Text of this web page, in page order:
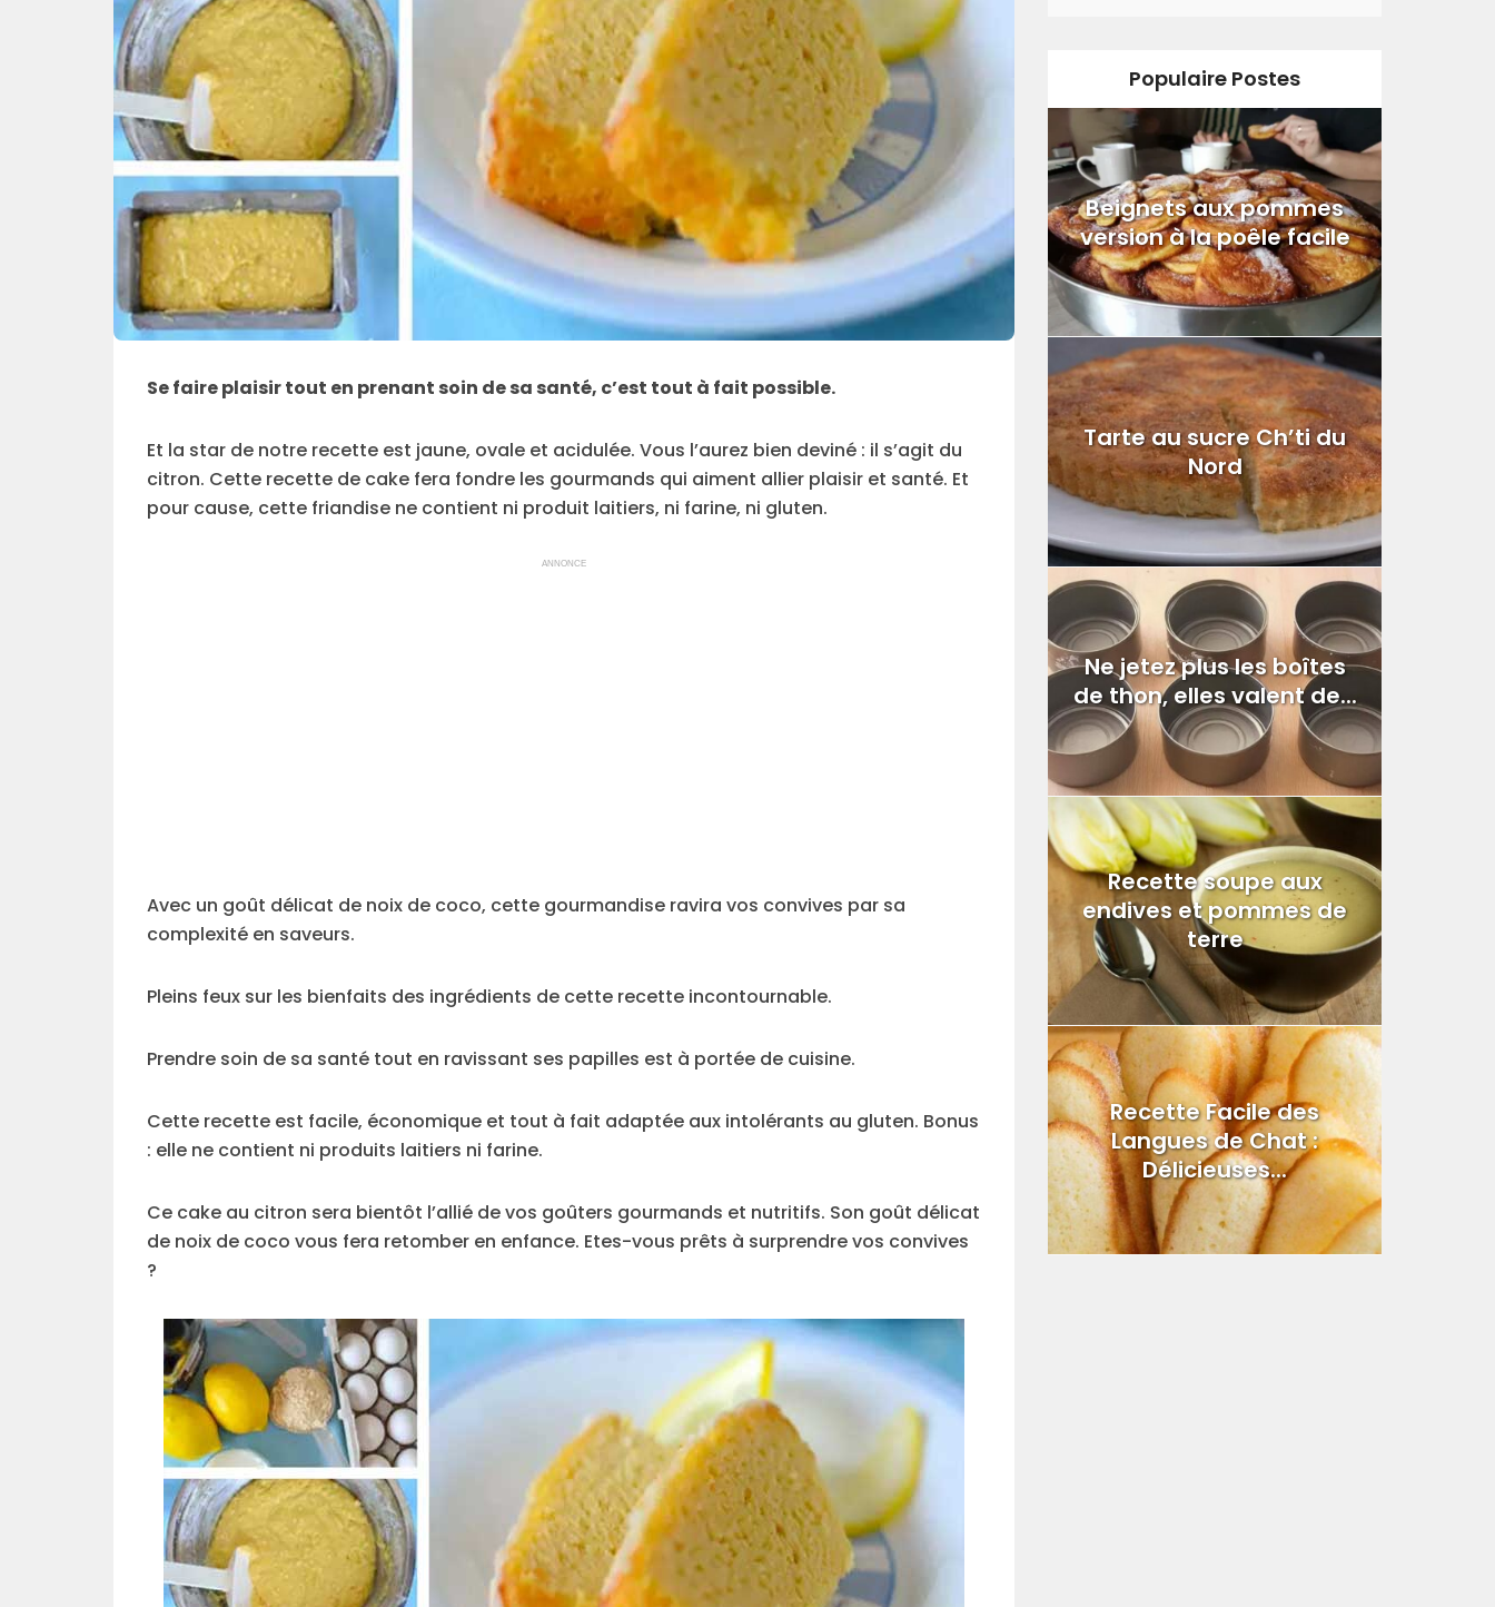
Se faire plaisir tout en prenant soin de sa santé, c’est tout à fait possible.
Et la star de notre recette est jaune, ovale et acidulée. Vous l’aurez bien deviné : il s’agit du
citron. Cette recette de cake fera fondre les gourmands qui aiment allier plaisir et santé. Et
pour cause, cette friandise ne contient ni produit laitiers, ni farine, ni gluten.
ANNONCE
Avec un goût délicat de noix de coco, cette gourmandise ravira vos convives par sa
complexité en saveurs.
Pleins feux sur les bienfaits des ingrédients de cette recette incontournable.
Prendre soin de sa santé tout en ravissant ses papilles est à portée de cuisine.
Cette recette est facile, économique et tout à fait adaptée aux intolérants au gluten. Bonus
: elle ne contient ni produits laitiers ni farine.
Ce cake au citron sera bientôt l’allié de vos goûters gourmands et nutritifs. Son goût délicat
de noix de coco vous fera retomber en enfance. Etes-vous prêts à surprendre vos convives
?
Populaire Postes
Beignets aux pommes
version à la poêle facile
Tarte au sucre Ch’ti du
Nord
Ne jetez plus les boîtes
de thon, elles valent de...
Recette soupe aux
endives et pommes de
terre
Recette Facile des
Langues de Chat :
Délicieuses...